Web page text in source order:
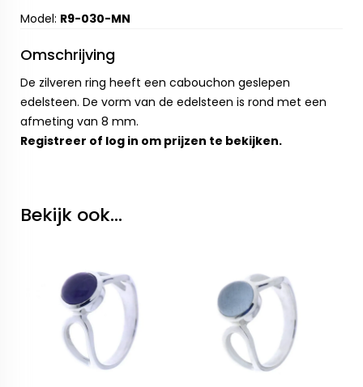
Model: R9-030-MN
Omschrijving
De zilveren ring heeft een cabouchon geslepen
edelsteen. De vorm van de edelsteen is rond met een
afmeting van 8 mm.
Registreer of log in om prijzen te bekijken.
Bekijk ook...